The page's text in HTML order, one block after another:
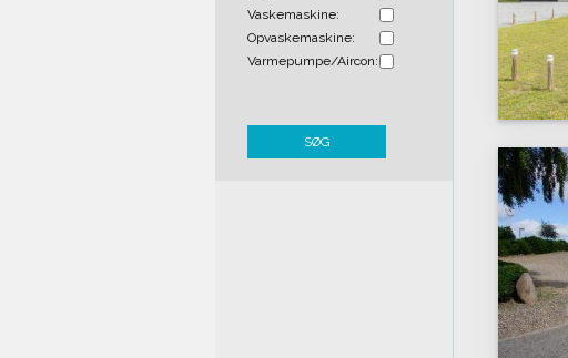
Vaskemaskine:
Opvaskemaskine:
Varmepumpe/Aircon:
SØG